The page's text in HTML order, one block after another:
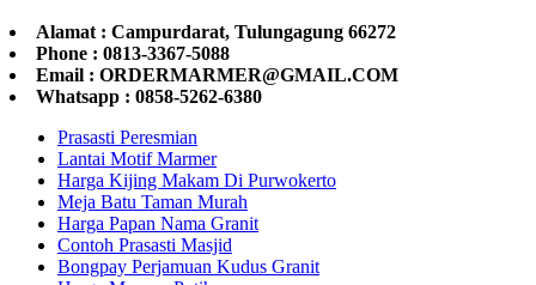
Alamat : Campurdarat, Tulungagung 66272
Phone : 0813-3367-5088
Email : ORDERMARMER@GMAIL.COM
Whatsapp : 0858-5262-6380
Prasasti Peresmian
Lantai Motif Marmer
Harga Kijing Makam Di Purwokerto
Meja Batu Taman Murah
Harga Papan Nama Granit
Contoh Prasasti Masjid
Bongpay Perjamuan Kudus Granit